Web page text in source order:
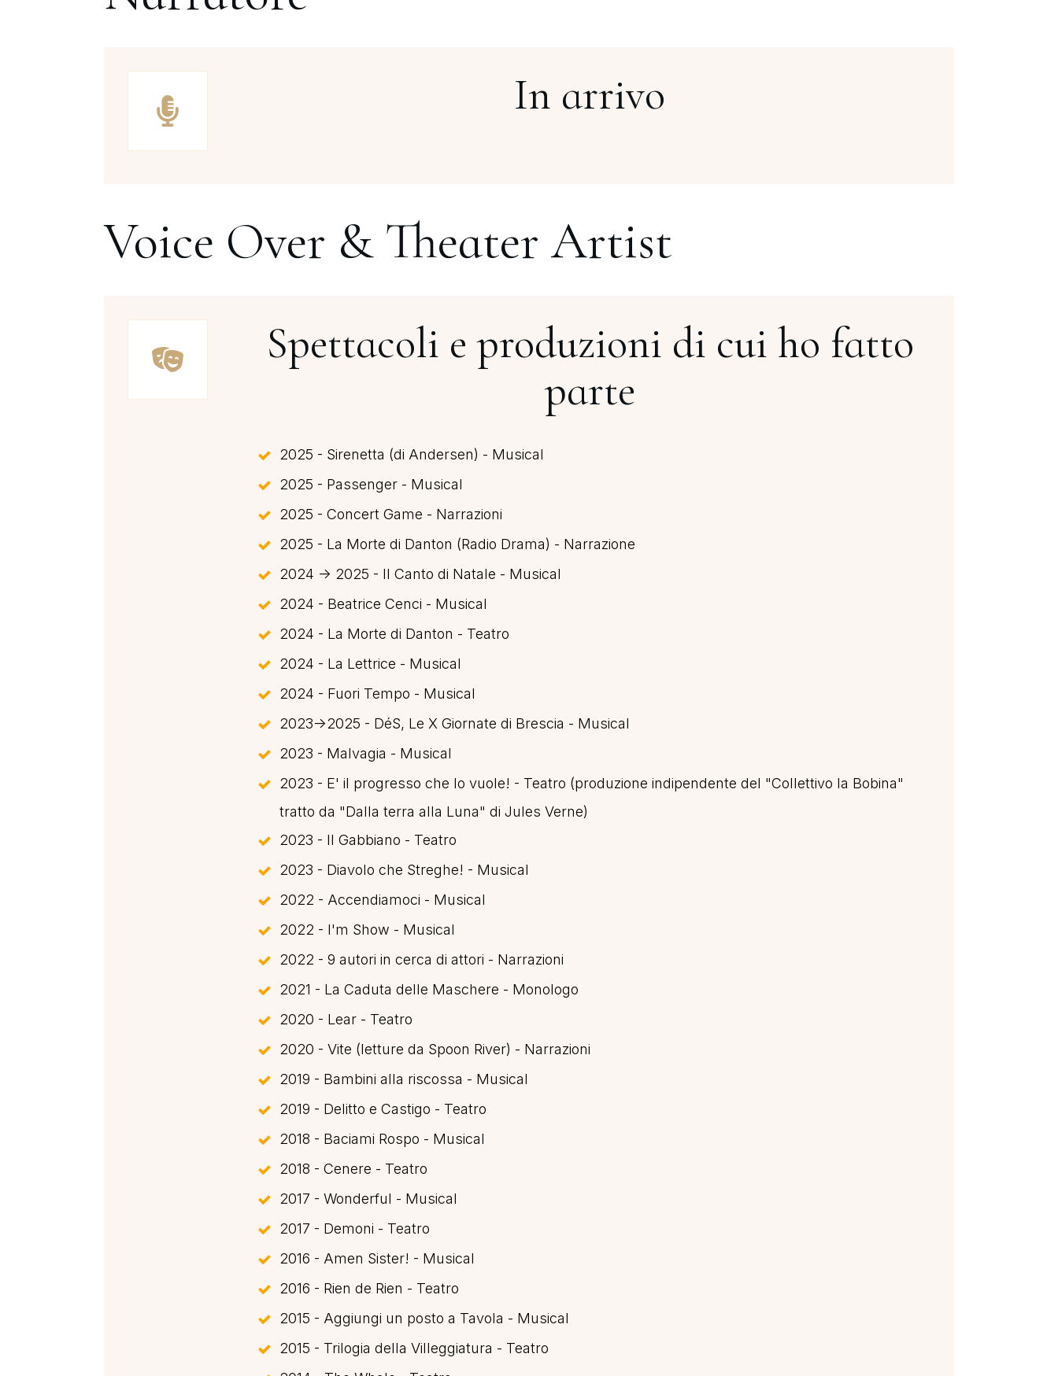
In arrivo
Voice Over & Theater Artist
Spettacoli e produzioni di cui ho fatto
parte
2025 - Sirenetta (di Andersen) - Musical
2025 - Passenger - Musical
2025 - Concert Game - Narrazioni
2025 - La Morte di Danton (Radio Drama) - Narrazione
2024 -> 2025 - Il Canto di Natale - Musical
2024 - Beatrice Cenci - Musical
2024 - La Morte di Danton - Teatro
2024 - La Lettrice - Musical
2024 - Fuori Tempo - Musical
2023->2025 - DéS, Le X Giornate di Brescia - Musical
2023 - Malvagia - Musical
2023 - E' il progresso che lo vuole! - Teatro (produzione indipendente del "Collettivo la Bobina"
tratto da "Dalla terra alla Luna" di Jules Verne)
2023 - Il Gabbiano - Teatro
2023 - Diavolo che Streghe! - Musical
2022 - Accendiamoci - Musical
2022 - I'm Show - Musical
2022 - 9 autori in cerca di attori - Narrazioni
2021 - La Caduta delle Maschere - Monologo
2020 - Lear - Teatro
2020 - Vite (letture da Spoon River) - Narrazioni
2019 - Bambini alla riscossa - Musical
2019 - Delitto e Castigo - Teatro
2018 - Baciami Rospo - Musical
2018 - Cenere - Teatro
2017 - Wonderful - Musical
2017 - Demoni - Teatro
2016 - Amen Sister! - Musical
2016 - Rien de Rien - Teatro
2015 - Aggiungi un posto a Tavola - Musical
2015 - Trilogia della Villeggiatura - Teatro